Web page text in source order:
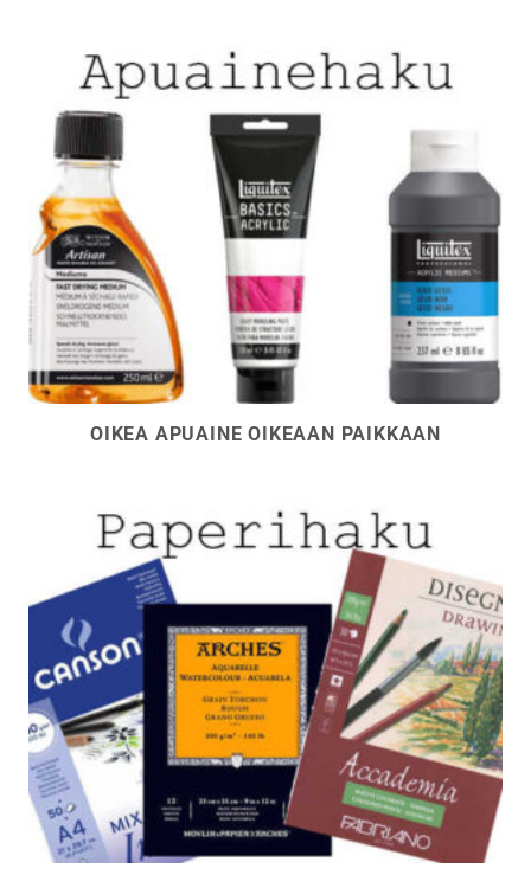
OIKEA APUAINE OIKEAAN PAIKKAAN